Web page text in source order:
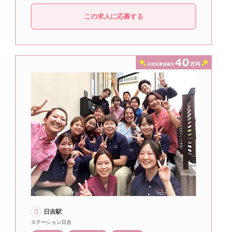
この求人に応募する
日吉駅
ステーション日吉